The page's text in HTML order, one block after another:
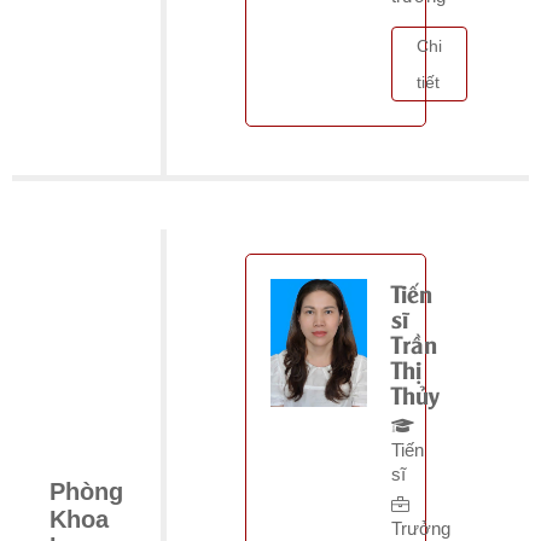
Chi
tiết
Phòng
Khoa
Tiến
sĩ
Trần
Thị
Thủy
Tiến
sĩ
Trưởng